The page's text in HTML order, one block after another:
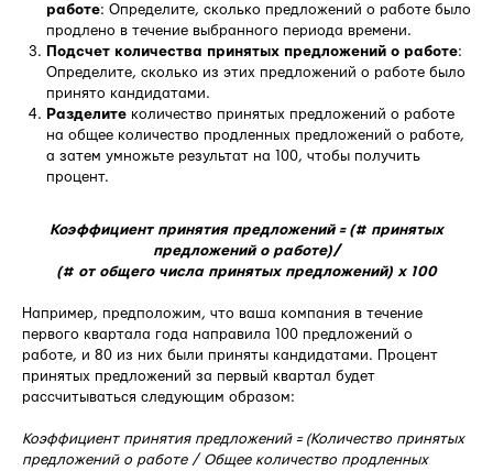
работе: Определите, сколько предложений о работе было
продлено в течение выбранного периода времени.
Подсчет количества принятых предложений о работе:
Определите, сколько из этих предложений о работе было
принято кандидатами.
Разделите количество принятых предложений о работе
на общее количество продленных предложений о работе,
а затем умножьте результат на 100, чтобы получить
процент.
Коэффициент принятия предложений = (# принятых
предложений о работе)/
(# от общего числа принятых предложений) x 100
Например, предположим, что ваша компания в течение
первого квартала года направила 100 предложений о
работе, и 80 из них были приняты кандидатами. Процент
принятых предложений за первый квартал будет
рассчитываться следующим образом:
Коэффициент принятия предложений = (Количество принятых
предложений о работе / Общее количество продленных